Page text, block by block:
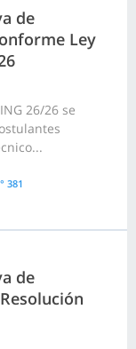
de
Ley
26/26 se
381
de